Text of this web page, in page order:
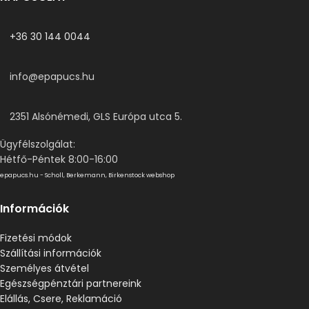
+36 30 144 0044
info@epapucs.hu
2351 Alsónémedi, GLS Európa utca 5.
Ügyfélszolgálat:
Hétfő-Péntek 8:00-16:00
epapucs.hu - Scholl, Berkemann, Birkenstock webshop
Információk
Fizetési módok
Szállítási információk
Személyes átvétel
Egészségpénztári partnereink
Elállás, Csere, Reklamáció